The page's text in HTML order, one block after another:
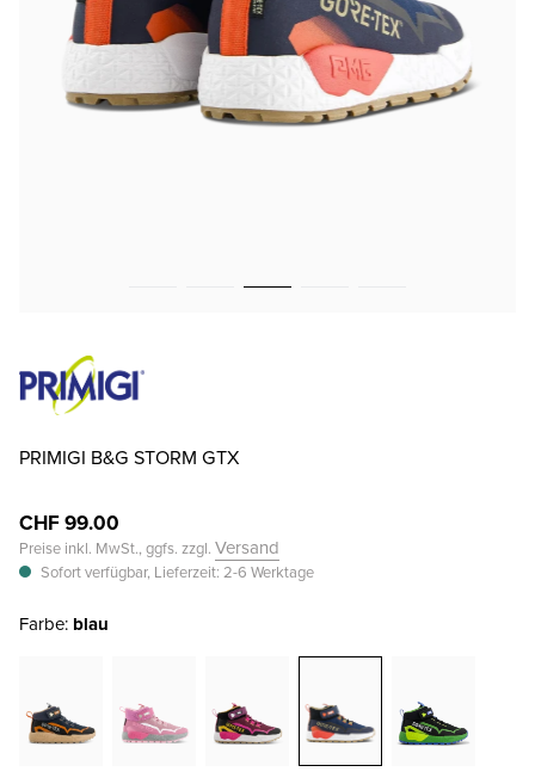
PRIMIGI B&G STORM GTX
CHF 99.00
Preise inkl. MwSt., ggfs. zzgl. Versand
Sofort verfügbar, Lieferzeit: 2-6 Werktage
Farbe: blau